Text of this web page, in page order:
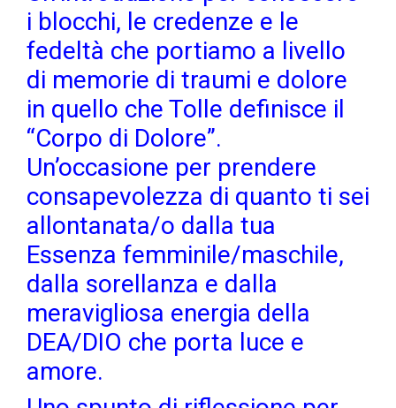
i blocchi, le credenze e le
fedeltà che portiamo a livello
di memorie di traumi e dolore
in quello che Tolle definisce il
“Corpo di Dolore”.
Un’occasione per prendere
consapevolezza di quanto ti sei
allontanata/o dalla tua
Essenza femminile/maschile,
dalla sorellanza e dalla
meravigliosa energia della
DEA/DIO che porta luce e
amore.